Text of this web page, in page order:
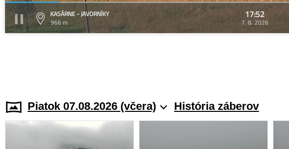
KASÁRNE - JAVORNÍKY
966 m
17:52
7. 8. 2026
Piatok 07.08.2026 (včera) História záberov